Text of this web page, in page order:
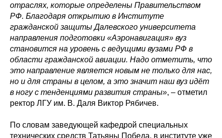
отраслях, которые определены Правительством
РФ. Благодаря открытию в Институте
гражданской защиты Далевского университета
направления подготовки «Аэронавигация» вуз
становится на уровень с ведущими вузами РФ в
области гражданской авиации. Надо отметить, что
это направление является новым не только для нас,
но и для страны в целом, а это значит наш вуз идёт
в ногу с тенденциями развития страны», – отметил
ректор ЛГУ им. В. Даля Виктор Рябичев.
По словам заведующей кафедрой специальных
технических средств Татьяны Победа, в институте уже